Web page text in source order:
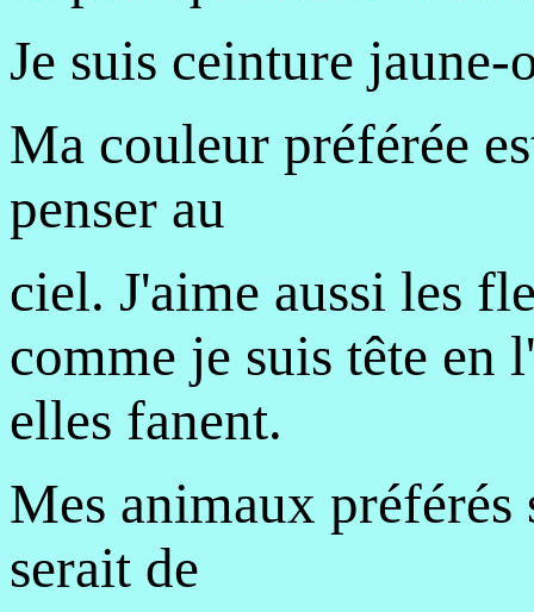
Je suis ceinture jaune-
Ma couleur préférée
penser au
ciel. J'aime aussi les
comme je suis tête en
elles fanent.
Mes animaux
serait de